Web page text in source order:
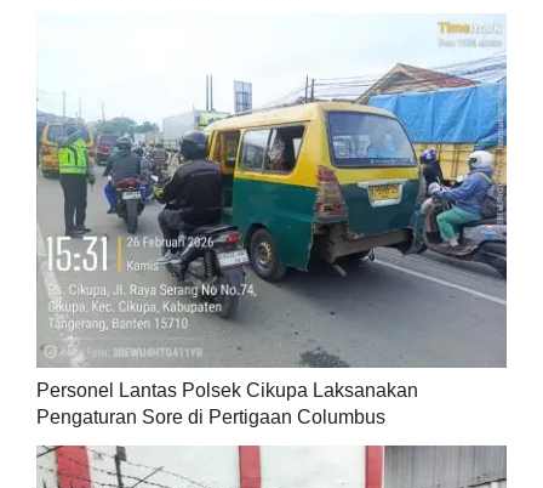
Personel Lantas Polsek Cikupa Laksanakan
Pengaturan Sore di Pertigaan Columbus